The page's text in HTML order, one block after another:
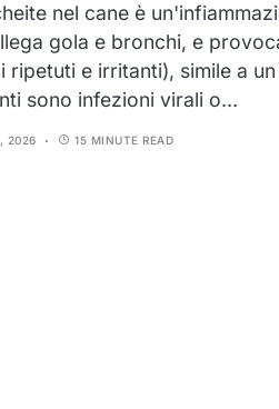
nel cane è
gola e bronchi, e
ripetuti e irritanti), simile a
sono infezioni virali o…
2026 15 MINUTE READ